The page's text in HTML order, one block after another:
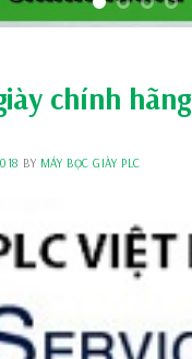
chính hãng
BY MÁY BỌC GIÀY PLC